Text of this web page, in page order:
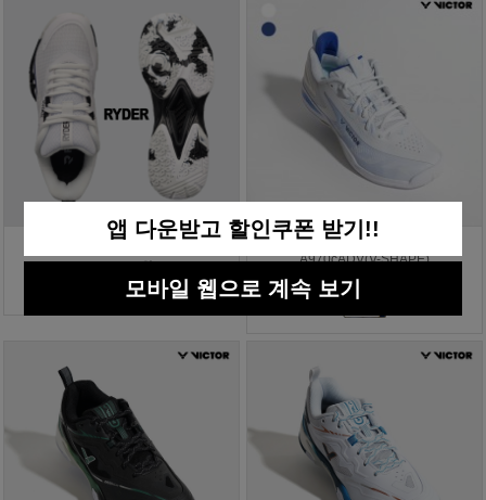
라이더 배드민턴화 RBS-8
빅터 배드민턴화 올라운드
A970cADV(V-SHAPE)
219,000원
앱 다운받고 할인쿠폰 받기!!
모바일 웹으로 계속 보기